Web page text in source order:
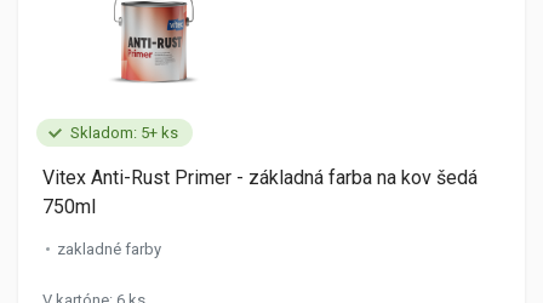
Skladom: 5+ ks
Vitex Anti-Rust Primer - základná farba na kov šedá
750ml
zakladné farby